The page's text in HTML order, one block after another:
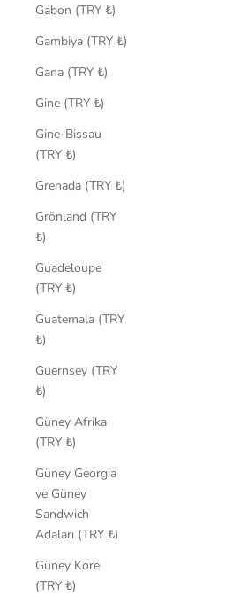
Gabon (TRY ₺)
Gambiya (TRY ₺)
Gana (TRY ₺)
Gine (TRY ₺)
Gine-Bissau
(TRY ₺)
Grenada (TRY ₺)
Grönland (TRY
₺)
Guadeloupe
(TRY ₺)
Guatemala (TRY
₺)
Guernsey (TRY
₺)
Güney Afrika
(TRY ₺)
Güney Georgia
ve Güney
Sandwich
Adaları (TRY ₺)
Güney Kore
(TRY ₺)